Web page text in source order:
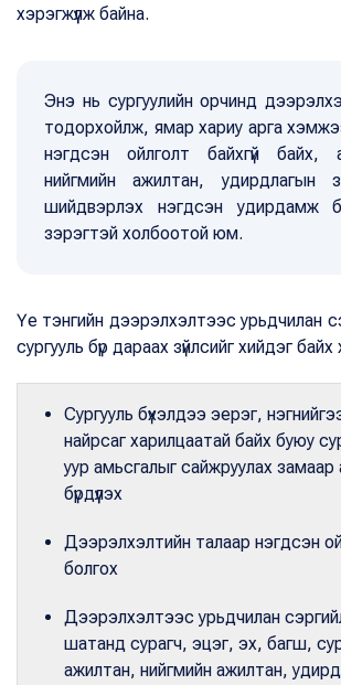
хэрэгжүүлж байна.
Энэ нь сургуулийн орчинд
тодорхойлж, ямар хариу арга
нэгдсэн ойлголт байхгүй байх,
нийгмийн ажилтан, удирдлагын
шийдвэрлэх нэгдсэн удирдамж
зэрэгтэй холбоотой юм.
Үе тэнгийн дээрэлхэлтээс урьдчилан
сургууль бүр дараах зүйлсийг хийдэг
Сургууль бүхэлдээ эерэг,
найрсаг харилцаатай байх буюу
уур амьсгалыг сайжруулах замаар
бүрдүүлэх
Дээрэлхэлтийн талаар нэгдсэн
болгох
Дээрэлхэлтээс урьдчилан
шатанд сурагч, эцэг, эх, багш,
ажилтан, нийгмийн ажилтан,